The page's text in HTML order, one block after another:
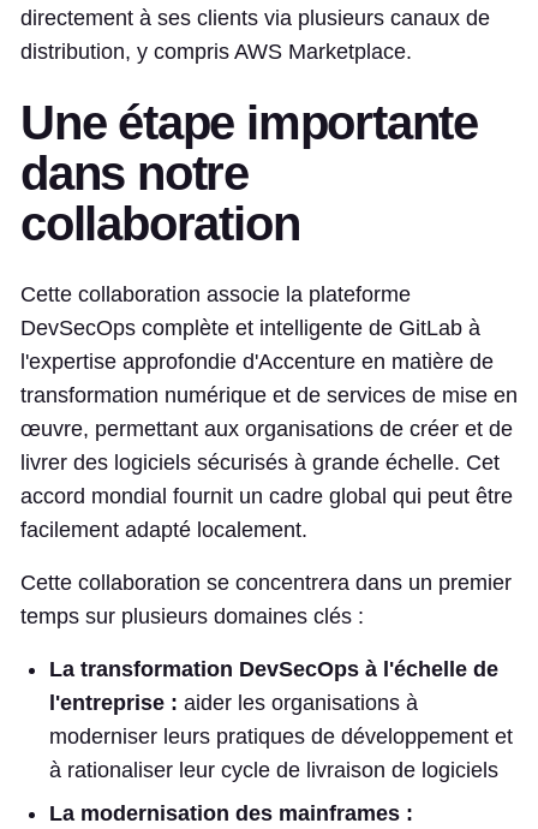
directement à ses clients via plusieurs canaux de
distribution, y compris AWS Marketplace.
Une étape importante
dans notre
collaboration
Cette collaboration associe la plateforme
DevSecOps complète et intelligente de GitLab à
l'expertise approfondie d'Accenture en matière de
transformation numérique et de services de mise en
œuvre, permettant aux organisations de créer et de
livrer des logiciels sécurisés à grande échelle. Cet
accord mondial fournit un cadre global qui peut être
facilement adapté localement.
Cette collaboration se concentrera dans un premier
temps sur plusieurs domaines clés :
La transformation DevSecOps à l'échelle de
l'entreprise : aider les organisations à
moderniser leurs pratiques de développement et
à rationaliser leur cycle de livraison de logiciels
La modernisation des mainframes :